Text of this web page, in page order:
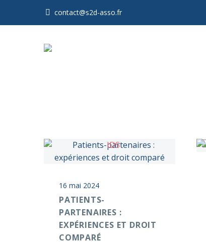
contact@s2d-asso.fr
16 mai 2024
PATIENTS-
PARTENAIRES :
EXPÉRIENCES ET DROIT
COMPARÉ